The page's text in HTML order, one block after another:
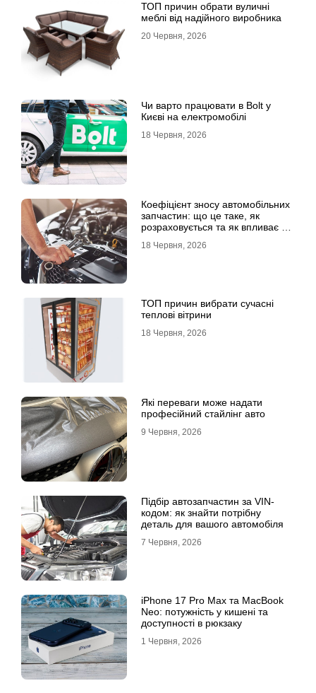
ТОП причин обрати вуличні
меблі від надійного виробника
20 Червня, 2026
Чи варто працювати в Bolt у
Києві на електромобілі
18 Червня, 2026
Коефіцієнт зносу автомобільних
запчастин: що це таке, як
розраховується та як впливає на
18 Червня, 2026
ТОП причин вибрати сучасні
теплові вітрини
18 Червня, 2026
Які переваги може надати
професійний стайлінг авто
9 Червня, 2026
Підбір автозапчастин за VIN-
кодом: як знайти потрібну
деталь для вашого автомобіля
7 Червня, 2026
iPhone 17 Pro Max та MacBook
Neo: потужність у кишені та
доступності в рюкзаку
1 Червня, 2026